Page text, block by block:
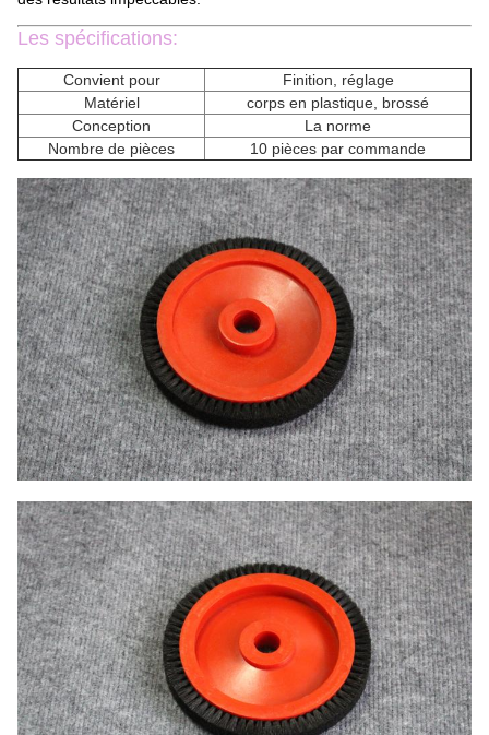
Les spécifications:
Convient pour
Finition, réglage
Matériel
corps en plastique, brossé
Conception
La norme
Nombre de pièces
10 pièces par commande